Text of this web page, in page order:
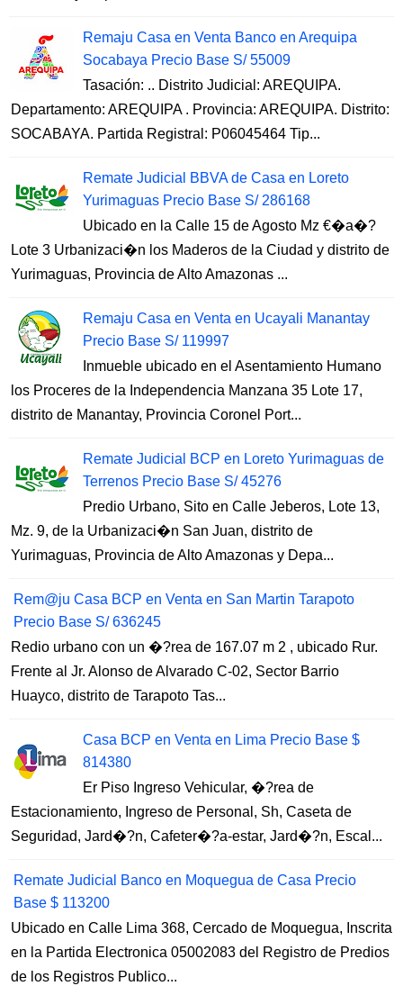
Remaju Casa en Venta Banco en Arequipa
Socabaya Precio Base S/ 55009
Tasación: .. Distrito Judicial: AREQUIPA.
Departamento: AREQUIPA . Provincia: AREQUIPA. Distrito:
SOCABAYA. Partida Registral: P06045464 Tip...
Remate Judicial BBVA de Casa en Loreto
Yurimaguas Precio Base S/ 286168
Ubicado en la Calle 15 de Agosto Mz €�a�?
Lote 3 Urbanizaci�n los Maderos de la Ciudad y distrito de
Yurimaguas, Provincia de Alto Amazonas ...
Remaju Casa en Venta en Ucayali Manantay
Precio Base S/ 119997
Inmueble ubicado en el Asentamiento Humano
los Proceres de la Independencia Manzana 35 Lote 17,
distrito de Manantay, Provincia Coronel Port...
Remate Judicial BCP en Loreto Yurimaguas de
Terrenos Precio Base S/ 45276
Predio Urbano, Sito en Calle Jeberos, Lote 13,
Mz. 9, de la Urbanizaci�n San Juan, distrito de
Yurimaguas, Provincia de Alto Amazonas y Depa...
Rem@ju Casa BCP en Venta en San Martin Tarapoto
Precio Base S/ 636245
Redio urbano con un �?rea de 167.07 m 2 , ubicado Rur.
Frente al Jr. Alonso de Alvarado C-02, Sector Barrio
Huayco, distrito de Tarapoto Tas...
Casa BCP en Venta en Lima Precio Base $
814380
Er Piso Ingreso Vehicular, �?rea de
Estacionamiento, Ingreso de Personal, Sh, Caseta de
Seguridad, Jard�?n, Cafeter�?a-estar, Jard�?n, Escal...
Remate Judicial Banco en Moquegua de Casa Precio
Base $ 113200
Ubicado en Calle Lima 368, Cercado de Moquegua, Inscrita
en la Partida Electronica 05002083 del Registro de Predios
de los Registros Publico...